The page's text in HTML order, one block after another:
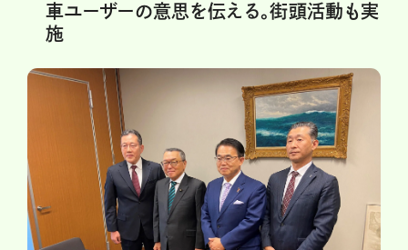
車ユーザーの意思を伝える。街頭活動も実
施